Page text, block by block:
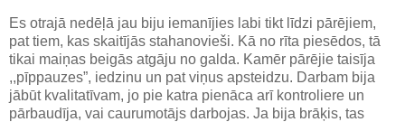
Es otrajā nedēļā jau biju iemanījies labi tikt līdzi pārējiem,
pat tiem, kas skaitījās stahanovieši. Kā no rīta piesēdos, tā
tikai maiņas beigās atgāju no galda. Kamēr pārējie taisīja
,,pīppauzes”, iedzinu un pat viņus apsteidzu. Darbam bija
jābūt kvalitatīvam, jo pie katra pienāca arī kontroliere un
pārbaudīja, vai caurumotājs darbojas. Ja bija brāķis, tas